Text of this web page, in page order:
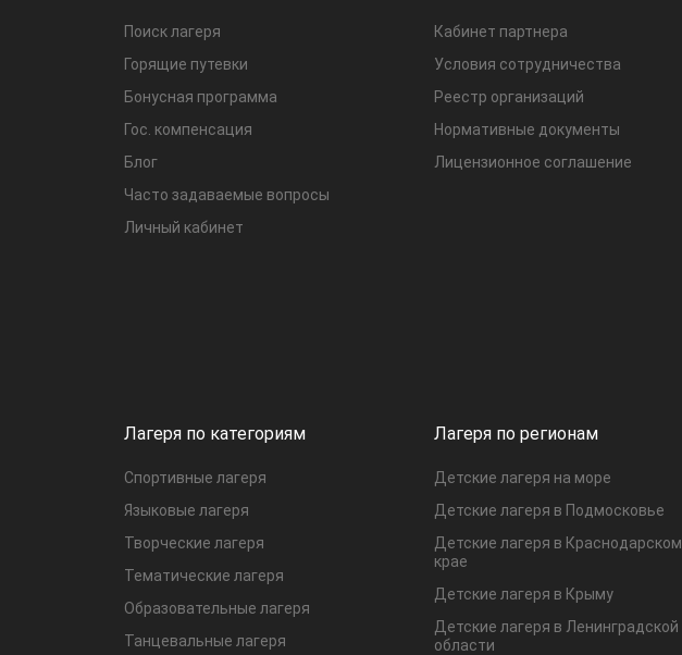
Поиск лагеря
Горящие путевки
Бонусная программа
Гос. компенсация
Блог
Часто задаваемые вопросы
Личный кабинет
Кабинет партнера
Условия сотрудничества
Реестр организаций
Нормативные документы
Лицензионное соглашение
Лагеря по категориям
Спортивные лагеря
Языковые лагеря
Творческие лагеря
Тематические лагеря
Образовательные лагеря
Танцевальные лагеря
Лагеря по регионам
Детские лагеря на море
Детские лагеря в Подмосковье
Детские лагеря в Краснодарском
крае
Детские лагеря в Крыму
Детские лагеря в Ленинградской
области